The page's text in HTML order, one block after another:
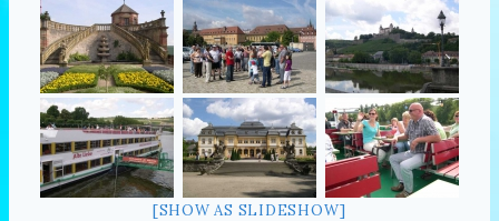
[SHOW AS SLIDESHOW]